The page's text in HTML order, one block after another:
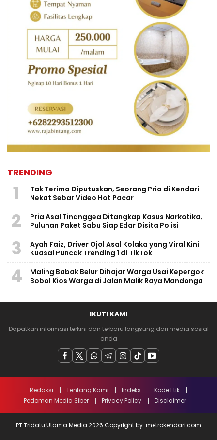
TRENDING
1
Tak Terima Diputuskan, Seorang Pria di Kendari
Nekat Sebar Video Hot Pacar
2
Pria Asal Tinanggea Ditangkap Kasus Narkotika,
Puluhan Paket Sabu Siap Edar Disita Polisi
3
Ayah Faiz, Driver Ojol Asal Kolaka yang Viral Kini
Kuasai Puncak Trending 1 di TikTok
4
Maling Babak Belur Dihajar Warga Usai Kepergok
Bobol Kios Warga di Jalan Malik Raya Mandonga
IKUTI KAMI
Dapatkan informasi terkini dan terbaru langsung dari media sosial
anda
Redaksi Tentang Kami Indeks
Kode Etik
Pedoman Media Siber
Privacy Policy Disclaimer
PT Tridatu Utama Media 2026 Copyright by. metrokendari.com